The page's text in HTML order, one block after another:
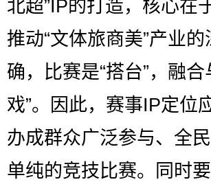
北超”IP的打造，核心在
推动“文体旅商美”产业
确，比赛是“搭台”，融
戏”。因此，赛事IP定位
办成群众广泛参与、全
单纯的竞技比赛。同时